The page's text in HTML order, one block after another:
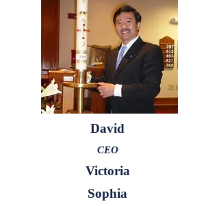
David
CEO
Victoria
Sophia